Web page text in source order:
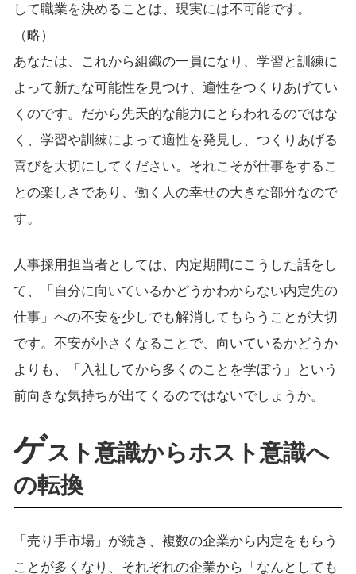
して職業を決めることは、現実には不可能です。
（略）
あなたは、これから組織の一員になり、学習と訓練に
よって新たな可能性を見つけ、適性をつくりあげてい
くのです。だから先天的な能力にとらわれるのではな
く、学習や訓練によって適性を発見し、つくりあげる
喜びを大切にしてください。それこそが仕事をするこ
との楽しさであり、働く人の幸せの大きな部分なので
す。
人事採用担当者としては、内定期間にこうした話をし
て、「自分に向いているかどうかわからない内定先の
仕事」への不安を少しでも解消してもらうことが大切
です。不安が小さくなることで、向いているかどうか
よりも、「入社してから多くのことを学ぼう」という
前向きな気持ちが出てくるのではないでしょうか。
ゲスト意識からホスト意識へ
の転換
「売り手市場」が続き、複数の企業から内定をもらう
ことが多くなり、それぞれの企業から「なんとしても